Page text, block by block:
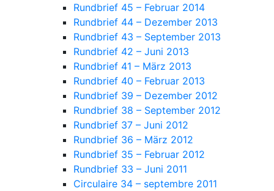
Rundbrief 45 – Februar 2014
Rundbrief 44 – Dezember 2013
Rundbrief 43 – September 2013
Rundbrief 42 – Juni 2013
Rundbrief 41 – März 2013
Rundbrief 40 – Februar 2013
Rundbrief 39 – Dezember 2012
Rundbrief 38 – September 2012
Rundbrief 37 – Juni 2012
Rundbrief 36 – März 2012
Rundbrief 35 – Februar 2012
Rundbrief 33 – Juni 2011
Circulaire 34 – septembre 2011